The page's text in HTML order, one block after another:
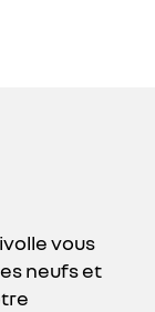
vous
neufs et